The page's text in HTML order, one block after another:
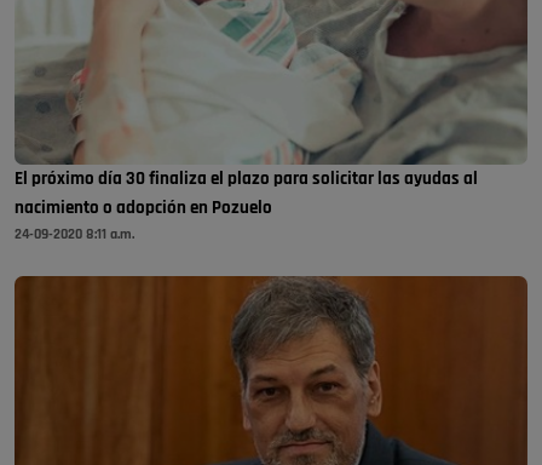
El próximo día 30 finaliza el plazo para solicitar las ayudas al
nacimiento o adopción en Pozuelo
24-09-2020 8:11 a.m.